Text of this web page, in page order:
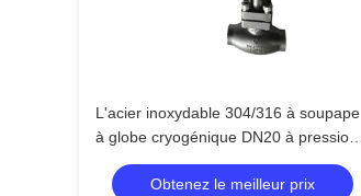
L'acier inoxydable 304/316 à soupape
à globe cryogénique DN20 à pression
maximale de 5,0 Mpa et à température
comprise entre -196 °C et +80 °C pour
Obtenez le meilleur prix